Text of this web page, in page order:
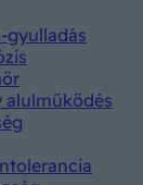
gyulladás
alulműködés